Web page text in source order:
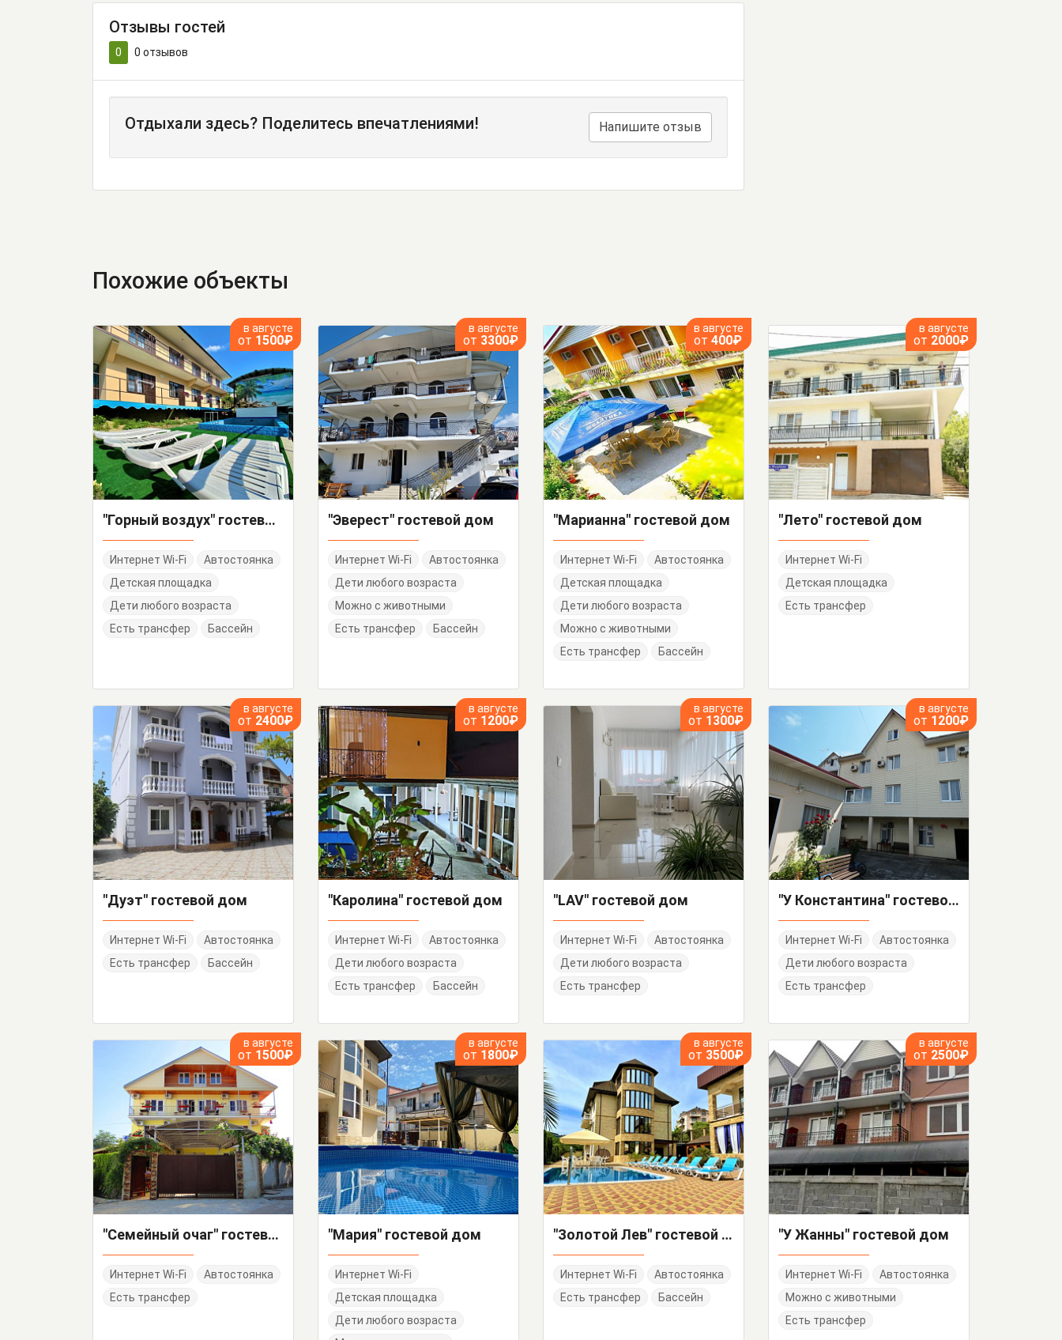
Отзывы гостей
0 0 отзывов
Отдыхали здесь? Поделитесь впечатлениями! Напишите отзыв
Похожие объекты
в августе
от 1500₽
"Горный воздух" гостевой дом
Интернет Wi-Fi
Автостоянка
Детская площадка
Дети любого возраста
Есть трансфер
Бассейн
в августе
от 3300₽
"Эверест" гостевой дом
Интернет Wi-Fi
Автостоянка
Дети любого возраста
Можно с животными
Есть трансфер
Бассейн
в августе
от 400₽
"Марианна" гостевой дом
Интернет Wi-Fi
Автостоянка
Детская площадка
Дети любого возраста
Можно с животными
Есть трансфер
Бассейн
в августе
от 2000₽
"Лето" гостевой дом
Интернет Wi-Fi
Детская площадка
Есть трансфер
в августе
от 2400₽
"Дуэт" гостевой дом
Интернет Wi-Fi
Автостоянка
Есть трансфер
Бассейн
в августе
от 1200₽
"Каролина" гостевой дом
Интернет Wi-Fi
Автостоянка
Дети любого возраста
Есть трансфер
Бассейн
в августе
от 1300₽
"LAV" гостевой дом
Интернет Wi-Fi
Автостоянка
Дети любого возраста
Есть трансфер
в августе
от 1200₽
"У Константина" гостевой дом
Интернет Wi-Fi
Автостоянка
Дети любого возраста
Есть трансфер
в августе
от 1500₽
"Семейный очаг" гостевой дом
Интернет Wi-Fi
Автостоянка
Есть трансфер
в августе
от 1800₽
"Мария" гостевой дом
Интернет Wi-Fi
Детская площадка
Дети любого возраста
в августе
от 3500₽
"Золотой Лев" гостевой дом
Интернет Wi-Fi
Автостоянка
Есть трансфер
Бассейн
в августе
от 2500₽
"У Жанны" гостевой дом
Интернет Wi-Fi
Автостоянка
Можно с животными
Есть трансфер